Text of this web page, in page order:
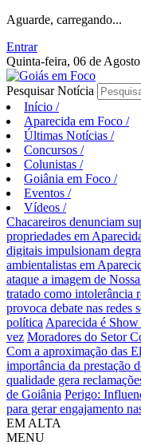
Aguarde, carregando...
Entrar
Quinta-feira, 06 de
Pesquisar Notícia
Início /
Aparecida em Foco /
Últimas Notícias /
Concursos /
Colunistas /
Goiânia em Foco /
Eventos /
Vídeos /
Chacareiros denunciam
propriedades em
digitais impulsionam
ambientalistas em
ataque a imagem de
tratado como intolerância
provoca debate nas redes
política Aparecida é Show
vez Moradores do Setor
Com a aproximação das
importância da prestação
qualidade gera
de Goiânia Perigo:
para gerar engajamento
EM ALTA
MENU